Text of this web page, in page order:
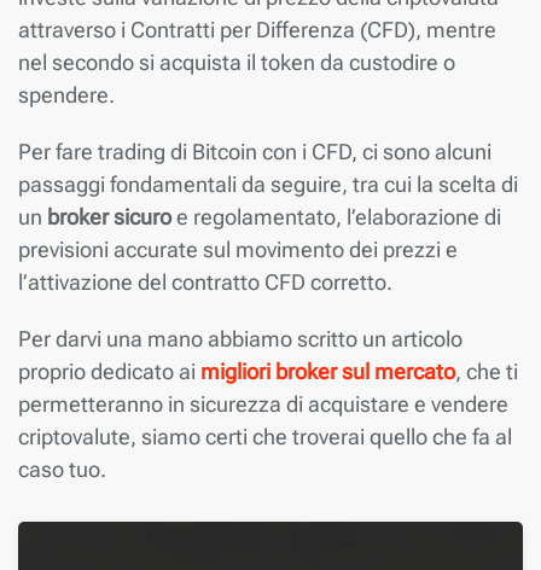
attraverso i Contratti per Differenza (CFD), mentre
nel secondo si acquista il token da custodire o
spendere.
Per fare trading di Bitcoin con i CFD, ci sono alcuni
passaggi fondamentali da seguire, tra cui la scelta di
un broker sicuroe regolamentato, l’elaborazione di
previsioni accurate sul movimento dei prezzi e
l’attivazione del contratto CFD corretto.
Per darvi una mano abbiamo scritto un articolo
proprio dedicato ai migliori broker sul mercato, che ti
permetteranno in sicurezza di acquistare e vendere
criptovalute, siamo certi che troverai quello che fa al
caso tuo.